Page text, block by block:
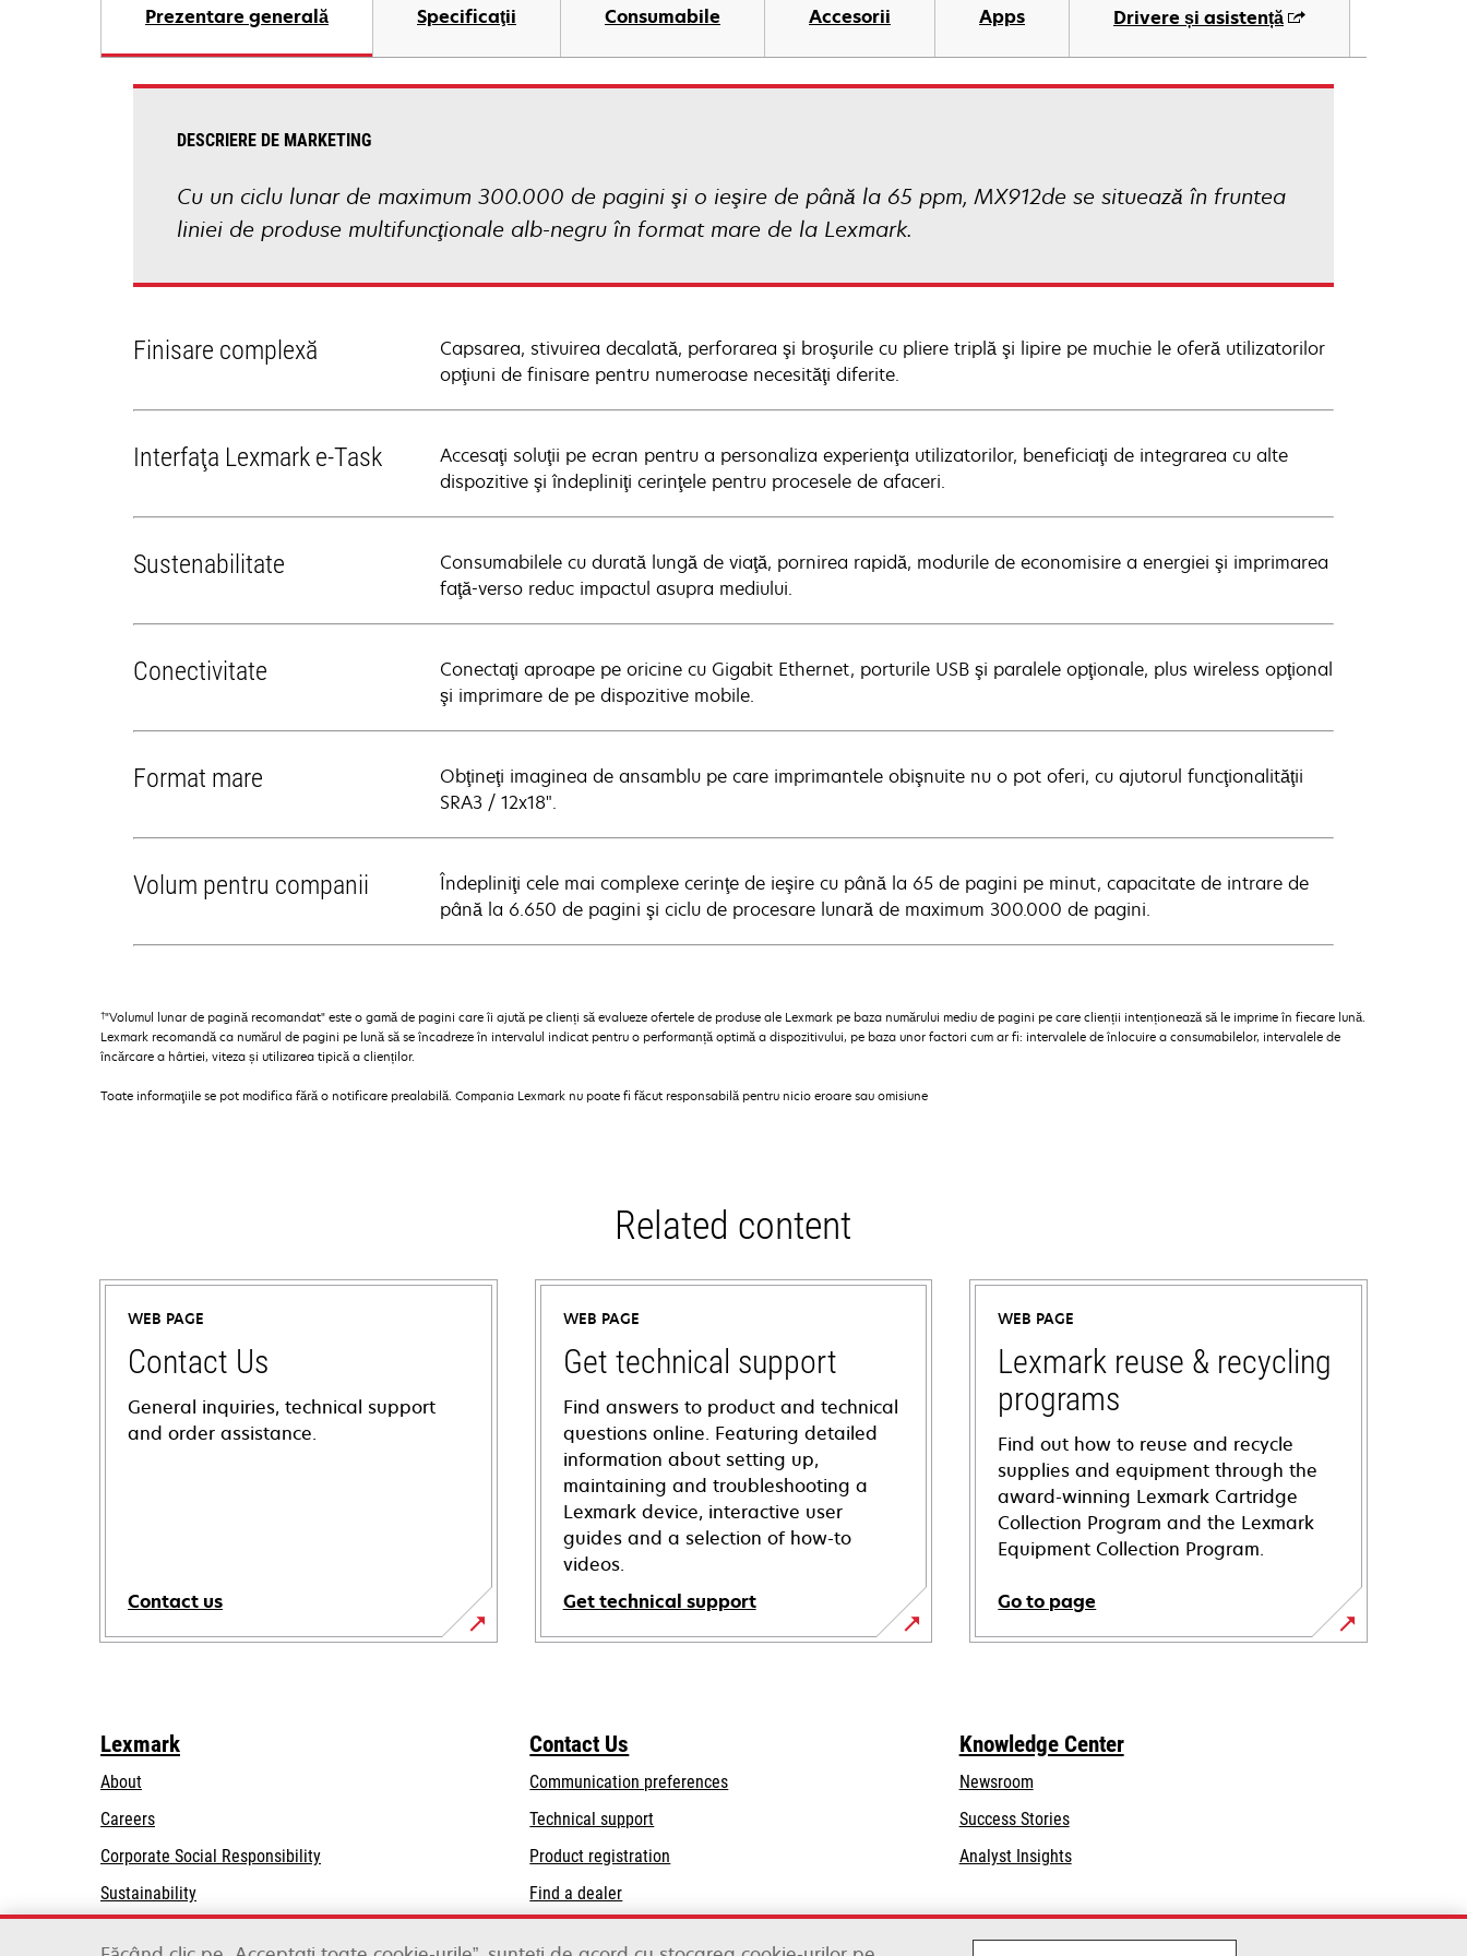
Prezentare generală
Specificaţii Consumabile Accesorii Apps Drivere și asistență
DESCRIERE DE MARKETING
Cu un ciclu lunar de maximum 300.000 de pagini şi o ieşire de până la 65 ppm, MX912de se situează în fruntea
liniei de produse multifuncţionale alb-negru în format mare de la Lexmark.
Finisare complexă
Capsarea, stivuirea decalată, perforarea şi broşurile cu pliere triplă şi lipire pe muchie le oferă utilizatorilor
opţiuni de finisare pentru numeroase necesităţi diferite.
Interfaţa Lexmark e-Task
Accesaţi soluţii pe ecran pentru a personaliza experienţa utilizatorilor, beneficiaţi de integrarea cu alte
dispozitive şi îndepliniţi cerinţele pentru procesele de afaceri.
Sustenabilitate
Consumabilele cu durată lungă de viaţă, pornirea rapidă, modurile de economisire a energiei şi imprimarea
faţă-verso reduc impactul asupra mediului.
Conectivitate
Conectaţi aproape pe oricine cu Gigabit Ethernet, porturile USB şi paralele opţionale, plus wireless opţional
şi imprimare de pe dispozitive mobile.
Format mare
Obţineţi imaginea de ansamblu pe care imprimantele obişnuite nu o pot oferi, cu ajutorul funcţionalităţii
SRA3 / 12x18".
Volum pentru companii
Îndepliniţi cele mai complexe cerinţe de ieşire cu până la 65 de pagini pe minut, capacitate de intrare de
până la 6.650 de pagini şi ciclu de procesare lunară de maximum 300.000 de pagini.
†"Volumul lunar de pagină recomandat" este o gamă de pagini care îi ajută pe clienți să evalueze ofertele de produse ale Lexmark pe baza numărului mediu de pagini pe care clienții intenționează să le imprime în fiecare lună.
Lexmark recomandă ca numărul de pagini pe lună să se încadreze în intervalul indicat pentru o performanță optimă a dispozitivului, pe baza unor factori cum ar fi: intervalele de înlocuire a consumabilelor, intervalele de
încărcare a hârtiei, viteza și utilizarea tipică a clienților.
Toate informaţiile se pot modifica fără o notificare prealabilă. Compania Lexmark nu poate fi făcut responsabilă pentru nicio eroare sau omisiune
Related content
WEB PAGE
Contact Us
General inquiries, technical support
and order assistance.
Contact us
WEB PAGE
Get technical support
Find answers to product and technical
questions online. Featuring detailed
information about setting up,
maintaining and troubleshooting a
Lexmark device, interactive user
guides and a selection of how-to
videos.
Get technical support
opens
tab
WEB PAGE
Lexmark reuse & recycling
programs
Find out how to reuse and recycle
supplies and equipment through the
award-winning Lexmark Cartridge
Collection Program and the Lexmark
Equipment Collection Program.
Go to page
Lexmark
About
Careers
Corporate Social Responsibilityopens
Sustainability
Contact Us
Communication preferences
Technical supportopens
a
tab
Product registration
Find a dealer
Knowledge Center
Newsroom
Success Stories
Analyst Insights